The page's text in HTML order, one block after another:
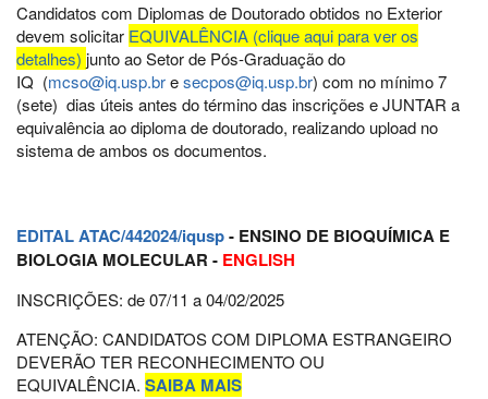
Candidatos com Diplomas de Doutorado obtidos no Exterior
devem solicitar EQUIVALÊNCIA (clique aqui para ver os
detalhes) junto ao Setor de Pós-Graduação do
IQ (mcso@iq.usp.bresecpos@iq.usp.br) com no mínimo 7
(sete) dias úteis antes do término das inscrições e JUNTAR a
equivalência ao diploma de doutorado, realizando upload no
sistema de ambos os documentos.
EDITAL ATAC/442024/iqusp- ENSINO DE BIOQUÍMICA E
BIOLOGIA MOLECULAR - ENGLISH
INSCRIÇÕES: de 07/11 a 04/02/2025
ATENÇÃO: CANDIDATOS COM DIPLOMA ESTRANGEIRO
DEVERÃO TER RECONHECIMENTO OU
EQUIVALÊNCIA. SAIBA MAIS